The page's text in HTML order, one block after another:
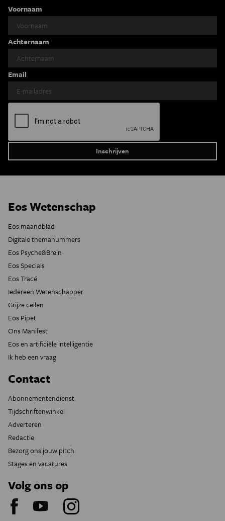
Voornaam
Achternaam
Email
Eos Wetenschap
Eos maandblad
Digitale themanummers
Eos Psyche&Brein
Eos Specials
Eos Tracé
Iedereen Wetenschapper
Grijze cellen
Eos Pipet
Ons Manifest
Eos en artificiële intelligentie
Ik heb een vraag
Contact
Abonnementendienst
Tijdschriftenwinkel
Adverteren
Redactie
Bezorg ons jouw pitch
Stages en vacatures
Volg ons op